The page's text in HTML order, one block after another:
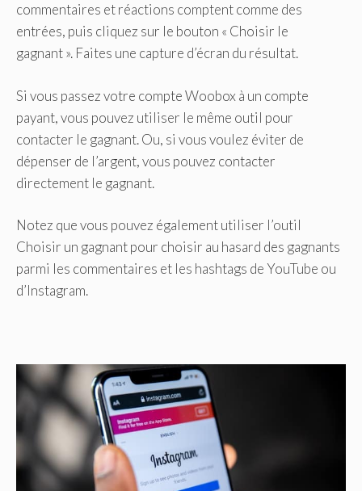
commentaires et réactions comptent comme des
entrées, puis cliquez sur le bouton « Choisir le
gagnant ». Faites une capture d’écran du résultat.
Si vous passez votre compte Woobox à un compte
payant, vous pouvez utiliser le même outil pour
contacter le gagnant. Ou, si vous voulez éviter de
dépenser de l’argent, vous pouvez contacter
directement le gagnant.
Notez que vous pouvez également utiliser l’outil
Choisir un gagnant pour choisir au hasard des gagnants
parmi les commentaires et les hashtags de YouTube ou
d’Instagram.